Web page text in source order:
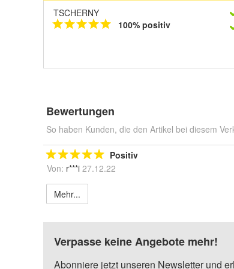
TSCHERNY
100% positiv
Bewertungen
So haben Kunden, die den Artikel bei diesem
Positiv
Von: r***i 27.12.22
Mehr...
Verpasse keine Angebote mehr!
Abonniere jetzt unseren Newsletter und